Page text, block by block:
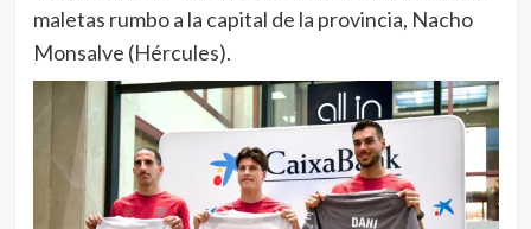
maletas rumbo a la capital de la provincia, Nacho
Monsalve (Hércules).